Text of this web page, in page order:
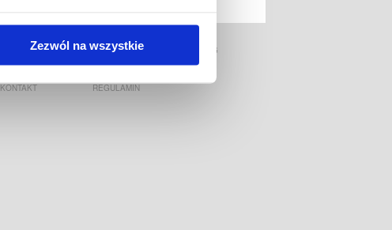
Zezwól na wszystkie
CLUB TRENDY BLOG
KONTAKT REGULAMIN